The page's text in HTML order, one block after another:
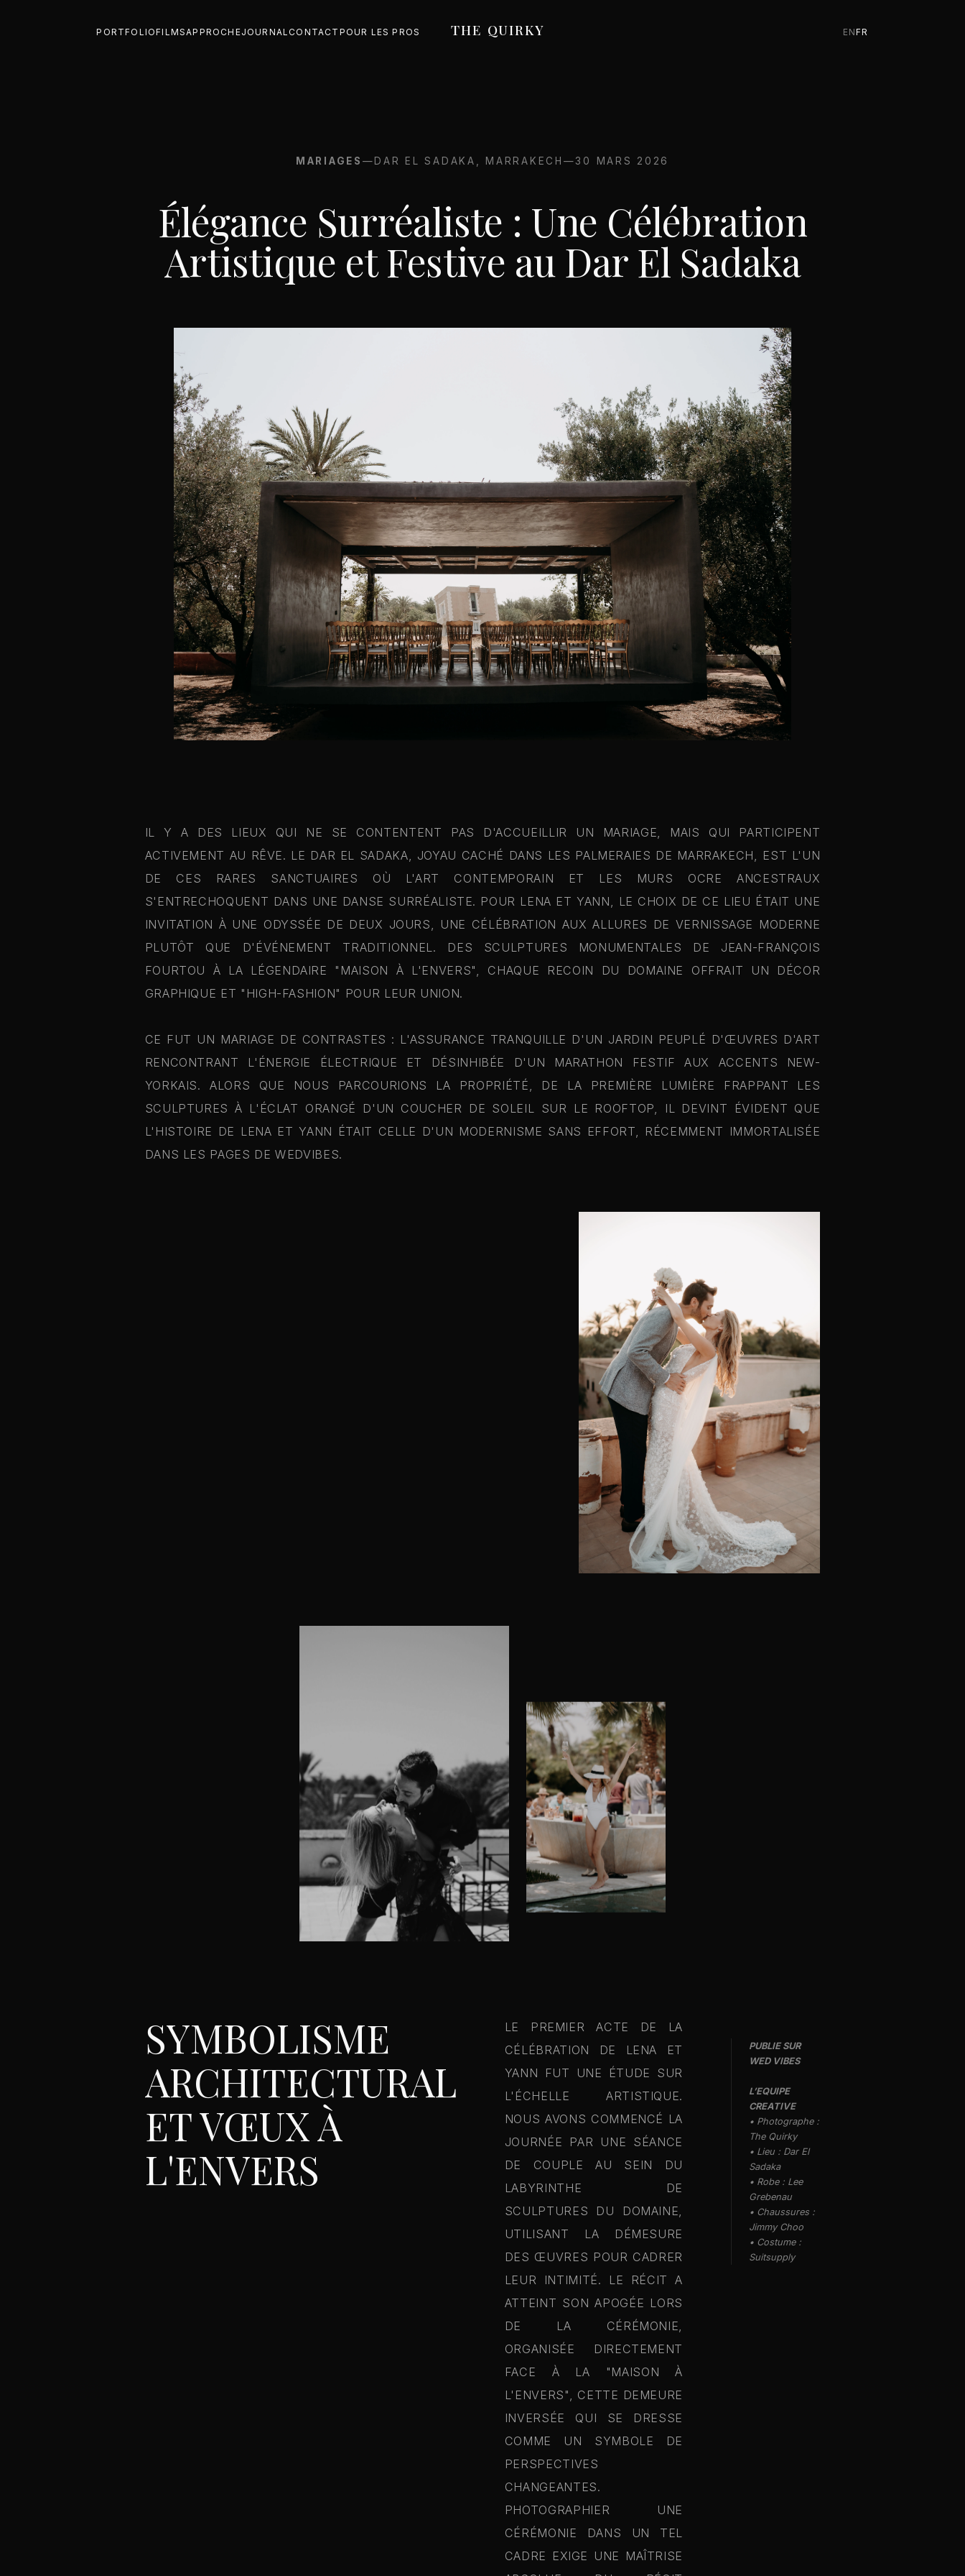
PORTFOLIOFILMSAPPROCHEJOURNALCONTACT POUR LES PROS THE QUIRKY ENFR
MARIAGES — DAR EL SADAKA, MARRAKECH —30 MARS 2026
Élégance Surréaliste : Une Célébration
Artistique et Festive au Dar El Sadaka
IL Y A DES LIEUX QUI NE SE CONTENTENT PAS D'ACCUEILLIR UN MARIAGE, MAIS QUI PARTICIPENT
ACTIVEMENT AU RÊVE. LE DAR EL SADAKA, JOYAU CACHÉ DANS LES PALMERAIES DE MARRAKECH, EST L'UN
DE CES RARES SANCTUAIRES OÙ L'ART CONTEMPORAIN ET LES MURS OCRE ANCESTRAUX
S'ENTRECHOQUENT DANS UNE DANSE SURRÉALISTE. POUR LENA ET YANN, LE CHOIX DE CE LIEU ÉTAIT UNE
INVITATION À UNE ODYSSÉE DE DEUX JOURS, UNE CÉLÉBRATION AUX ALLURES DE VERNISSAGE MODERNE
PLUTÔT QUE D'ÉVÉNEMENT TRADITIONNEL. DES SCULPTURES MONUMENTALES DE JEAN-FRANÇOIS
FOURTOU À LA LÉGENDAIRE "MAISON À L'ENVERS", CHAQUE RECOIN DU DOMAINE OFFRAIT UN DÉCOR
GRAPHIQUE ET "HIGH-FASHION" POUR LEUR UNION.
CE FUT UN MARIAGE DE CONTRASTES : L'ASSURANCE TRANQUILLE D'UN JARDIN PEUPLÉ D'ŒUVRES D'ART
RENCONTRANT L'ÉNERGIE ÉLECTRIQUE ET DÉSINHIBÉE D'UN MARATHON FESTIF AUX ACCENTS NEW-
YORKAIS. ALORS QUE NOUS PARCOURIONS LA PROPRIÉTÉ, DE LA PREMIÈRE LUMIÈRE FRAPPANT LES
SCULPTURES À L'ÉCLAT ORANGÉ D'UN COUCHER DE SOLEIL SUR LE ROOFTOP, IL DEVINT ÉVIDENT QUE
L'HISTOIRE DE LENA ET YANN ÉTAIT CELLE D'UN MODERNISME SANS EFFORT, RÉCEMMENT IMMORTALISÉE
DANS LES PAGES DE WEDVIBES.
SYMBOLISME
ARCHITECTURAL
ET VŒUX À
L'ENVERS
LE PREMIER ACTE DE LA
CÉLÉBRATION DE LENA ET
YANN FUT UNE ÉTUDE SUR
L'ÉCHELLE ARTISTIQUE.
NOUS AVONS COMMENCÉ LA
JOURNÉE PAR UNE SÉANCE
DE COUPLE AU SEIN DU
LABYRINTHE DE
SCULPTURES DU DOMAINE,
UTILISANT LA DÉMESURE
DES ŒUVRES POUR CADRER
LEUR INTIMITÉ. LE RÉCIT A
ATTEINT SON APOGÉE LORS
DE LA CÉRÉMONIE,
ORGANISÉE DIRECTEMENT
FACE À LA "MAISON À
L'ENVERS", CETTE DEMEURE
INVERSÉE QUI SE DRESSE
COMME UN SYMBOLE DE
PERSPECTIVES
CHANGEANTES.
PHOTOGRAPHIER UNE
CÉRÉMONIE DANS UN TEL
CADRE EXIGE UNE MAÎTRISE
PUBLIE SUR
WED VIBES
L’EQUIPE
CREATIVE
• Photographe :
The Quirky
• Lieu : Dar El
Sadaka
• Robe : Lee
Grebenau
• Chaussures :
Jimmy Choo
• Costume :
Suitsupply